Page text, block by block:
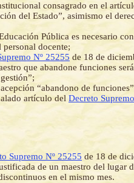
consagrado en el
del Estado”, asimismo el
Pública es necesario
docente;
Nº 25255 de 18 de
que abandone funciones
“abandono de
artículo del Decreto
Supremo Nº 25255 de 18 de
de un maestro del lugar
en el mismo mes.